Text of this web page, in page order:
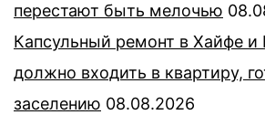
перестают быть мелочью
Капсульный ремонт в Хайфе и
должно входить в квартиру,
заселению 08.08.2026